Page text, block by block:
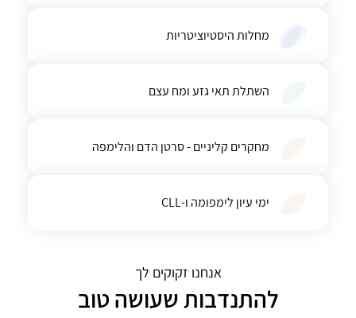
מחלות היסטיוציטריות
השתלת תאי גזע ומח עצם
מחקרים קליניים - סרטן הדם והלימפה
ימי עיון לימפומה ו-CLL
אנחנו זקוקים לך
להתנדבות שעושה טוב